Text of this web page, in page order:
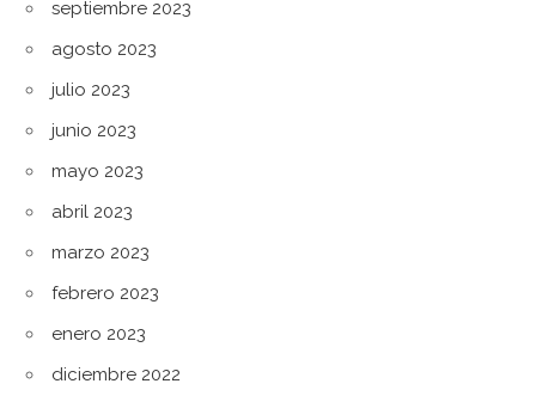
septiembre 2023
agosto 2023
julio 2023
junio 2023
mayo 2023
abril 2023
marzo 2023
febrero 2023
enero 2023
diciembre 2022